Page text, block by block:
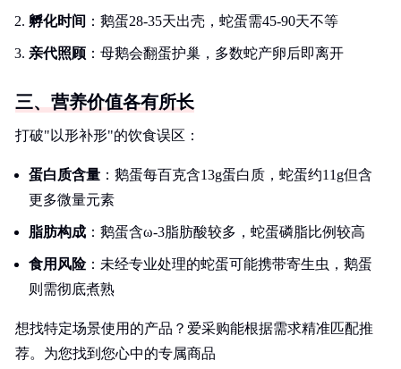
孵化时间 ：鹅蛋28-35天出壳，蛇蛋需45-90天不等
亲代照顾 ：母鹅会翻蛋护巢，多数蛇产卵后即离开
三、营养价值各有所长
打破"以形补形"的饮食误区：
蛋白质含量 ：鹅蛋每百克含13g蛋白质，蛇蛋约11g但含
更多微量元素
脂肪构成 ：鹅蛋含ω-3脂肪酸较多，蛇蛋磷脂比例较高
食用风险：未经专业处理的蛇蛋可能携带寄生虫，鹅蛋
则需彻底煮熟
想找特定场景使用的产品？爱采购能根据需求精准匹配推
荐。为您找到您心中的专属商品